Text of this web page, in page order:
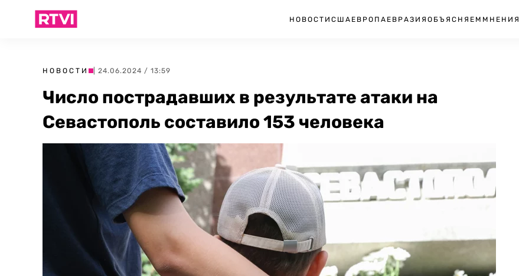
НОВОСТИ США ЕВРОПА ЕВРАЗИЯ ОБЪЯСНЯЕМ МНЕНИЯ
НОВОСТИ | 24.06.2024 / 13:59
Число пострадавших в результате атаки на
Севастополь составило 153 человека